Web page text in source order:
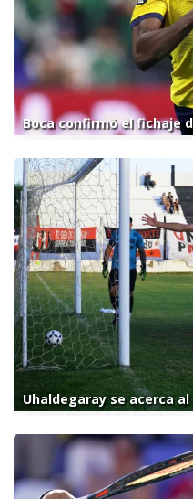
Boca confirmó el fichaje
Uhaldegaray se acerca